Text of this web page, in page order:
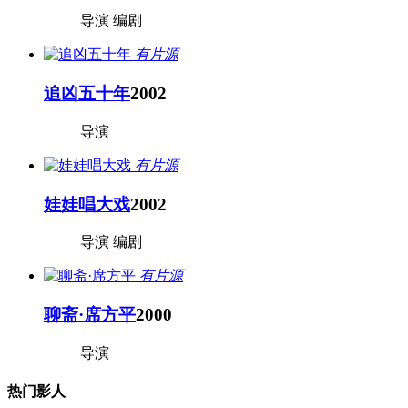
导演 编剧
有片源
追凶五十年2002
导演
有片源
娃娃唱大戏2002
导演 编剧
有片源
聊斋·席方平2000
导演
热门影人